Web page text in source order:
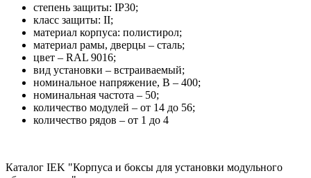
степень защиты: ІР30;
класс защиты: II;
материал корпуса: полистирол;
материал рамы, дверцы – сталь;
цвет – RAL 9016;
вид установки – встраиваемый;
номинальное напряжение, В – 400;
номинальная частота – 50;
количество модулей – от 14 до 56;
количество рядов – от 1 до 4
Каталог IEK "Корпуса и боксы для установки модульного